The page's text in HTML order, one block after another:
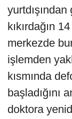
kıkırdağın
merkezde
işlemden
kısmında
başladığını
doktora